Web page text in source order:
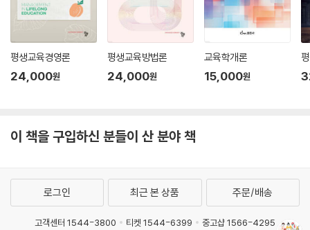
이 책을 기획하고 출간하기까지 연구진의 노고가 정말 많았고, 저자들의
만날 수 있게 기회를 주신 박영스토리 노현 대표, 허승훈 팀장, 김용순 편집
자에게 감사의 말씀을 드린다.
저자 대표 고 홍 월
평생교육경영론
24,000원
평생교육방법론
24,000원
교육학개론
15,000원
이 책을 구입하신 분들이 산 분야 책
로그인 최근 본 상품 주문/배송
고객센터 1544-3800 티켓 1544-6399 중고샵 1566-4295